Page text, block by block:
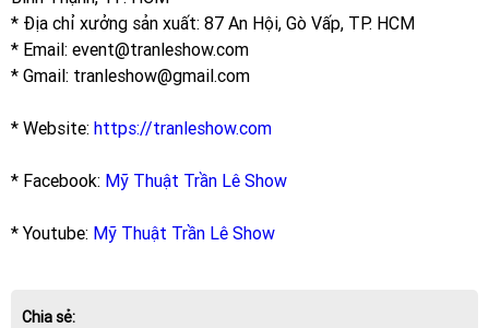
* Địa chỉ xưởng sản xuất: 87 An Hội, Gò Vấp, TP. HCM
* Email: event@tranleshow.com
* Gmail: tranleshow@gmail.com
* Website: https://tranleshow.com
* Facebook: Mỹ Thuật Trần Lê Show
* Youtube: Mỹ Thuật Trần Lê Show
Chia sẻ: